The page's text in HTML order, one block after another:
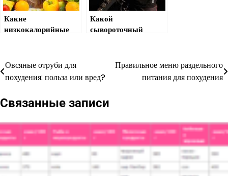
Какие
низкокалорийные
выбирать? Список и
Какой
сывороточный
массы?
Навигация
записям
Овсяные отруби для
похудения: польза или вред?
Правильное меню раздельного
питания для похудения
Связанные записи